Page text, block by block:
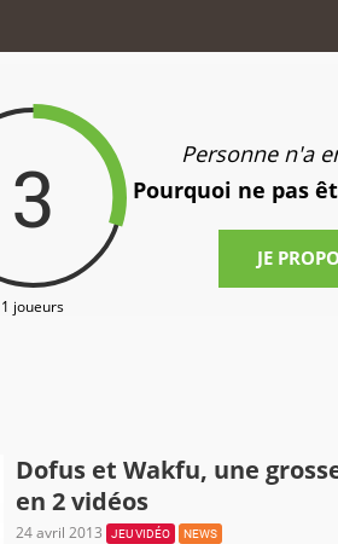
3
1 joueurs
Personne n'a
Pourquoi ne pas
JE
Dofus et Wakfu, une
en 2 vidéos
24 avril 2013 JEU VIDÉO NEWS